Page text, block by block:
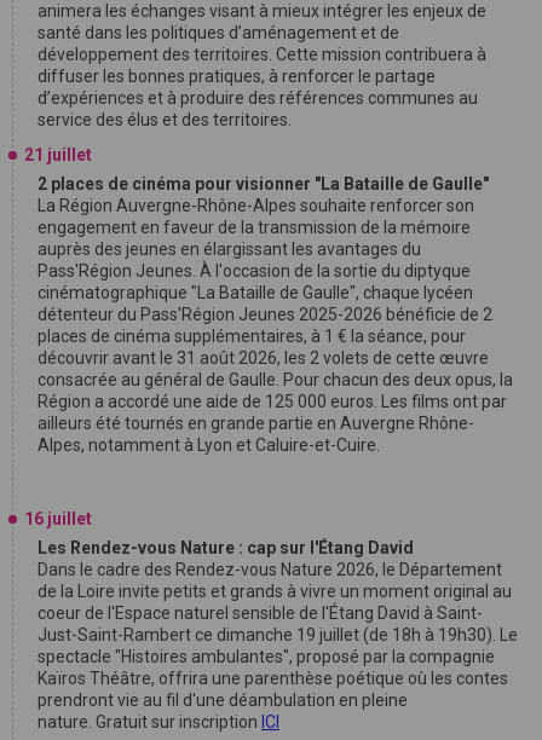
animera les échanges visant à mieux intégrer les enjeux de
santé dans les politiques d’aménagement et de
développement des territoires. Cette mission contribuera à
diffuser les bonnes pratiques, à renforcer le partage
d’expériences et à produire des références communes au
service des élus et des territoires.
21 juillet
2 places de cinéma pour visionner "La Bataille de Gaulle"
La Région Auvergne-Rhône-Alpes souhaite renforcer son
engagement en faveur de la transmission de la mémoire
auprès des jeunes en élargissant les avantages du
Pass'Région Jeunes. À l'occasion de la sortie du diptyque
cinématographique "La Bataille de Gaulle", chaque lycéen
détenteur du Pass'Région Jeunes 2025-2026 bénéficie de 2
places de cinéma supplémentaires, à 1 € la séance, pour
découvrir avant le 31 août 2026, les 2 volets de cette œuvre
consacrée au général de Gaulle. Pour chacun des deux opus, la
Région a accordé une aide de 125 000 euros. Les films ont par
ailleurs été tournés en grande partie en Auvergne Rhône-
Alpes, notamment à Lyon et Caluire-et-Cuire.
16 juillet
Les Rendez-vous Nature : cap sur l'Étang David
Dans le cadre des Rendez-vous Nature 2026, le Département
de la Loire invite petits et grands à vivre un moment original au
coeur de l'Espace naturel sensible de l'Étang David à Saint-
Just-Saint-Rambert ce dimanche 19 juillet (de 18h à 19h30). Le
spectacle "Histoires ambulantes", proposé par la compagnie
Kaïros Théâtre, offrira une parenthèse poétique où les contes
prendront vie au fil d'une déambulation en pleine
nature. Gratuit sur inscription ICI